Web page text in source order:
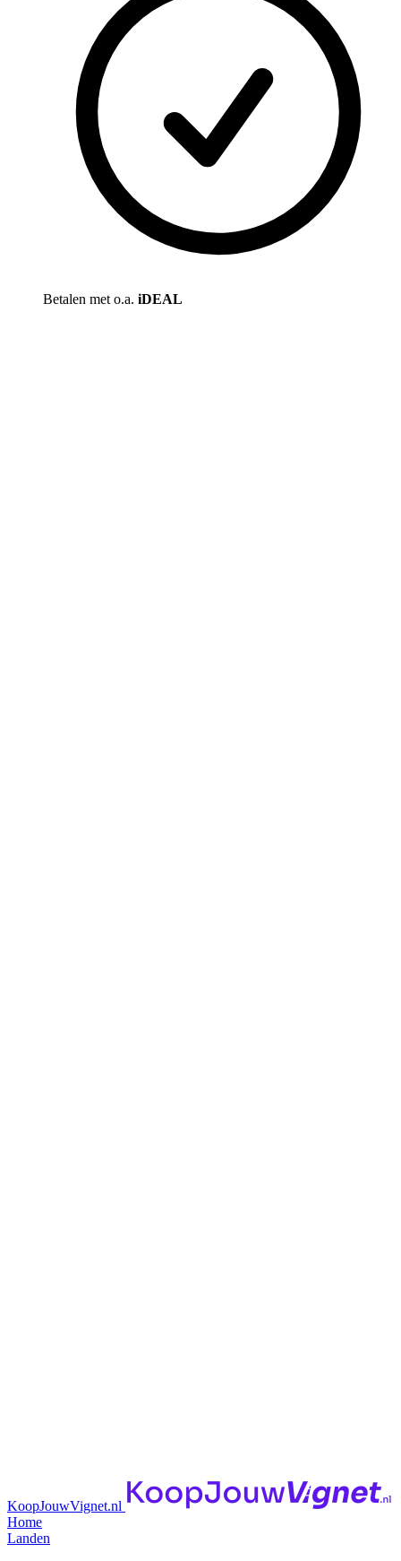
Betalen met o.a. iDEAL
KoopJouwVignet.nl
Home
Landen